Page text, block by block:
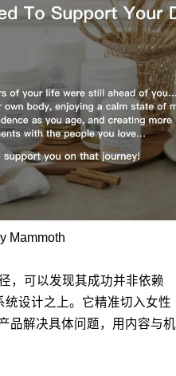
Mammoth
，可以发现其成功并非依赖
统设计之上。它精准切入女性
品解决具体问题，用内容与机